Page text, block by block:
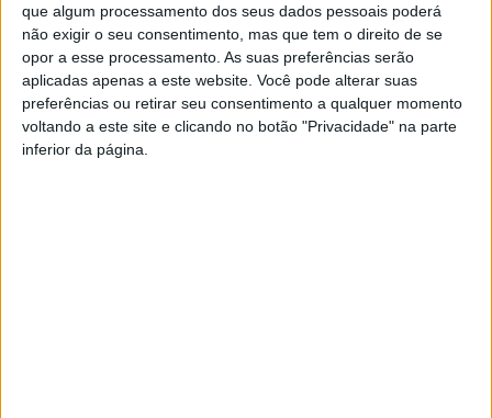
que algum processamento dos seus dados pessoais poderá
não exigir o seu consentimento, mas que tem o direito de se
opor a esse processamento. As suas preferências serão
aplicadas apenas a este website. Você pode alterar suas
preferências ou retirar seu consentimento a qualquer momento
voltando a este site e clicando no botão "Privacidade" na parte
inferior da página.
Pub
TAGS Hospital de São Teotónio Viseu